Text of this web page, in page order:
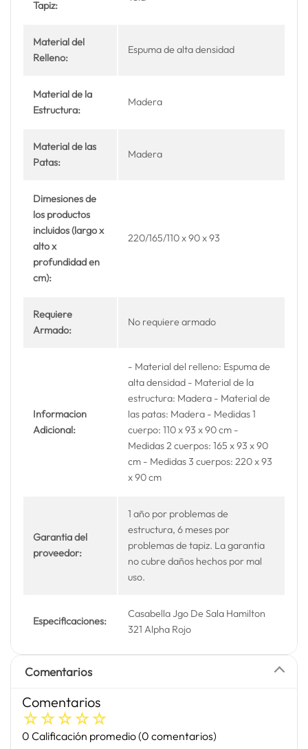
Tapiz:
Material del
Relleno:
Espuma de alta densidad
Material de la
Estructura:
Madera
Material de las
Patas:
Madera
Dimesiones de
los productos
incluidos (largo x
alto x
profundidad en
cm):
220/165/110 x 90 x 93
Requiere
Armado:
No requiere armado
Informacion
Adicional:
- Material del relleno: Espuma de
alta densidad - Material de la
estructura: Madera - Material de
las patas: Madera - Medidas 1
cuerpo: 110 x 93 x 90 cm -
Medidas 2 cuerpos: 165 x 93 x 90
cm - Medidas 3 cuerpos: 220 x 93
x 90 cm
Garantia del
proveedor:
1 año por problemas de
estructura, 6 meses por
problemas de tapiz. La garantia
no cubre daños hechos por mal
uso.
Especificaciones:
Casabella Jgo De Sala Hamilton
321 Alpha Rojo
Comentarios
Comentarios
☆☆☆☆☆
0 Calificación promedio(0 comentarios)